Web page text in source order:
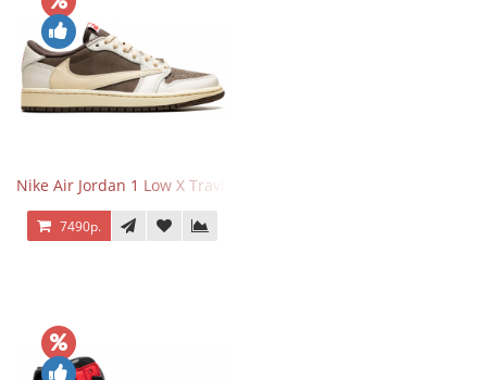
Nike Air Jordan 1 Low X Travis Scott Reverse Mocha
7490р.